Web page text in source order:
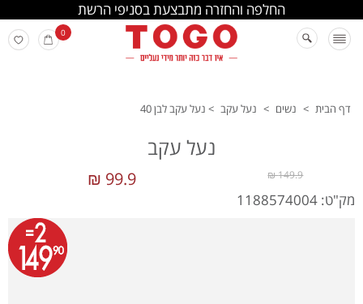
החלפה והחזרה מתבצעת בסניפי הרשת
0
דף הבית > נשים > נעל עקב > נעל עקב לבן 40
נעל עקב
99.9 ₪ 149.9 ₪
מק"ט: 1188574004